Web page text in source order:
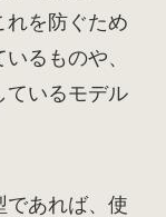
れを防ぐため
るものや、
ているモデル
であれば、使